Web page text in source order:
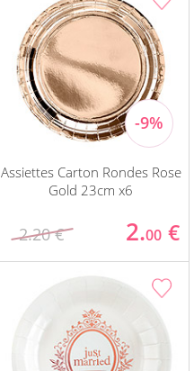
Assiettes Carton Rondes Rose
Gold 23cm x6
2.20 € 2.00 €